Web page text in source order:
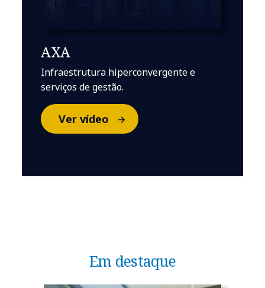
AXA
Infraestrutura hiperconvergente e
serviços de gestão.
Ver vídeo
Em destaque